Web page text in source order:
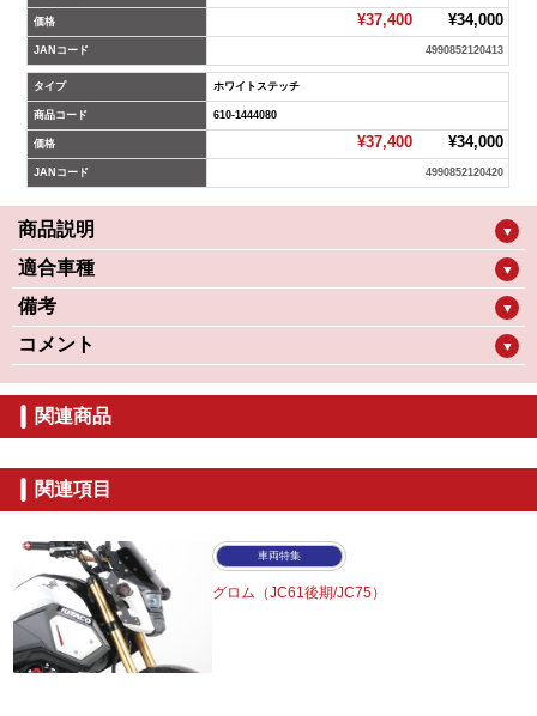
価格 ¥37,400¥34,000
JANコード 4990852120413
タイプ ホワイトステッチ
商品コード 610-1444080
価格 ¥37,400¥34,000
JANコード 4990852120420
商品説明 ▼
適合車種 ▼
備考 ▼
コメント ▼
関連商品
関連項目
車両特集
グロム（JC61後期/JC75）